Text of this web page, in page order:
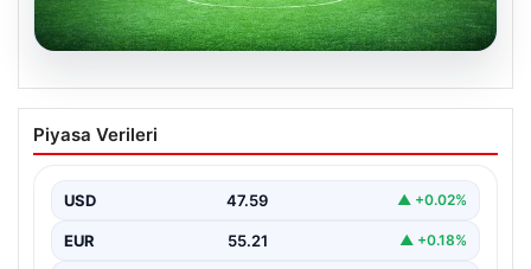
CANLI | Fenerbahçe – Sturm Graz Canlı
Maç Anlatımı
Piyasa Verileri
USD 47.59 ▲ +0.02%
EUR 55.21 ▲ +0.18%